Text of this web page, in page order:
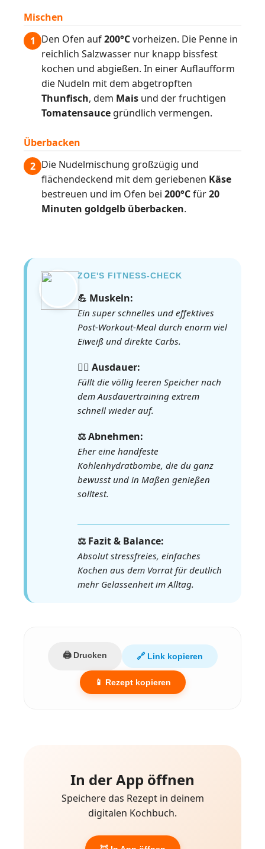
Mischen
1 Den Ofen auf200°Cvorheizen. Die Penne in
reichlich Salzwasser nur knapp bissfest
kochen und abgießen. In einer Auflaufform
die Nudeln mit dem abgetropften
Thunfisch, dem Mais und der fruchtigen
Tomatensauce gründlich vermengen.
Überbacken
2 Die Nudelmischung großzügig und
flächendeckend mit dem geriebenen Käse
bestreuen und im Ofen bei 200°Cfür20
Minuten goldgelb überbacken.
ZOE'S FITNESS-CHECK
💪 Muskeln:
Ein super schnelles und effektives
Post-Workout-Meal durch enorm viel
Eiweiß und direkte Carbs.
🏃‍♀️ Ausdauer:
Füllt die völlig leeren Speicher nach
dem Ausdauertraining extrem
schnell wieder auf.
⚖️ Abnehmen:
Eher eine handfeste
Kohlenhydratbombe, die du ganz
bewusst und in Maßen genießen
solltest.
⚖️ Fazit & Balance:
Absolut stressfreies, einfaches
Kochen aus dem Vorrat für deutlich
mehr Gelassenheit im Alltag.
🖨️ Drucken 🔗 Link kopieren
📱 Rezept kopieren
In der App öffnen
Speichere das Rezept in deinem
digitalen Kochbuch.